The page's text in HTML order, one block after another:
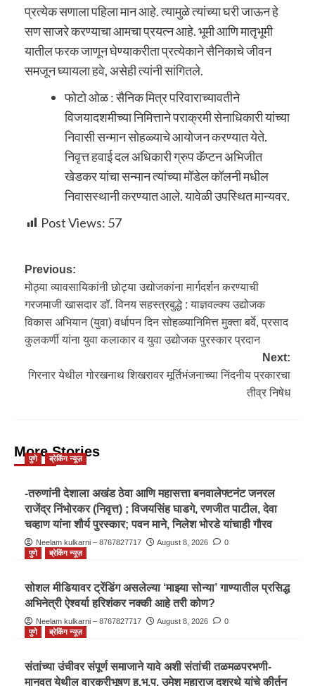
प्रत्येक सणाला पहिला मान आहे. त्यामुळे त्यांच्या घरी जाऊन हे
सण साजरे करण्याचा आमचा प्रयत्न आहे. भूमी आणि मातृभूमी
यातील फरक जाणून घेण्याकरीता प्रत्येकाने सैनिकाचे जीवन
समजून घ्यायला हवे, असेही त्यांनी सांगितले.
फोटो ओळ : सैनिक मित्र परिवाराच्यावतीने
विजयादशमीच्या निमित्ताने पराक्रमी सेनाधिकारी यांच्या
निवासी सन्मान सोहळ्याचे आयोजन करण्यात येते.
निवृत्त हवाई दल अधिकारी ग्रुप कॅप्टन अभिजीत
खेडकर यांचा सन्मान त्यांच्या मॉडेल कॉलनी मधील
निवासस्थानी करण्यात आले. यावेळी उपस्थित मान्यवर.
Post Views: 57
Previous:
मोठ्या व्यावसायिकांनी छोट्या उद्योजकांना मार्गदर्शन करण्याची
गरजमाजी खासदार डॉ. विनय सहस्त्रबुद्धे : याज्ञवल्क्य उद्योजक
विकास अभियान (युवा) वर्धापन दिन सोहळ्यानिमित्त मुक्ता बर्वे, प्रसाद
कुलकर्णी यांना युवा कलाकार व युवा उद्योजक पुरस्कार प्रदान
Next:
गिरनार येथील गोरखनाथ शिखरावर मूर्तिभंजनाच्या निंदनीय प्रकारचा
तीव्र निषेध
More Stories
पुणे ब्रेकिंग न्यूज़
-तरुणांनी देशाला अखंड ठेवा आणि महासत्ता बनवालेफ्टनंट जनरल
राजेंद्र निंभोरकर (निवृत्त) ; विजयसिंह घाडगे, रणजीत पाटील, देवा
चव्हाण यांना शौर्य पुरस्कार; पवन माने, निलेश भोरडे यांचाही गौरव
Neelam kulkarni – 8767827717 August 8, 2026
0
पुणे
ब्रेकिंग न्यूज़
सोशल मीडियावर ट्रेंडिंग असलेल्या ‘माझ्या सोन्या’ गाण्यातील प्रसिद्ध
अभिनेत्री ऐश्वर्या हरिशंकर नक्की आहे तरी कोण?
Neelam kulkarni – 8767827717 August 8, 2026
0
पुणे
ब्रेकिंग न्यूज़
संतांच्या उंचीवर संपूर्ण समाजाने यावे अशी संतांची तळमळपरभणी-
मानवत येथील वारकरीभूषण ह.भ.प. उमेश महाराज दशरथे यांचे कीर्तन